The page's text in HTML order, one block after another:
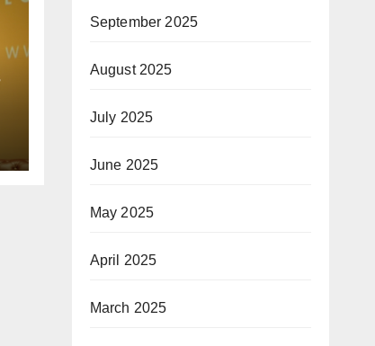
September 2025
August 2025
July 2025
June 2025
May 2025
April 2025
March 2025